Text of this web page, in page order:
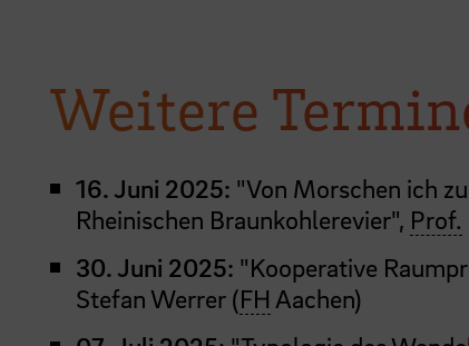
Weitere
16. Juni 2025: "Von Morschen ich
Rheinischen Braunkohlerevier", Prof.
30. Juni 2025: "Kooperative
Stefan Werrer (FH Aachen)